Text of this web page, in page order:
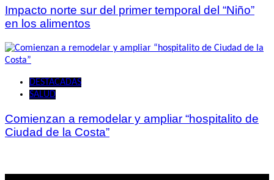
Impacto norte sur del primer temporal del “Niño”
en los alimentos
DESTACADAS
SALUD
Comienzan a remodelar y ampliar “hospitalito de
Ciudad de la Costa”